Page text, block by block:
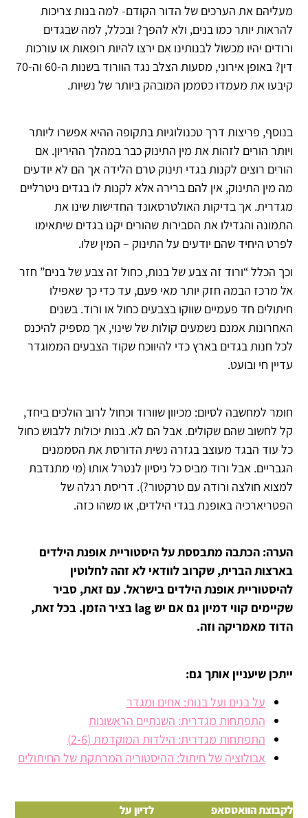
מעליהם את הערכים של הדור הקודם- למה בנות צריכות
להראות יותר כמו בנים, ולא להפך? ובכלל, למה שבגדים
ורודים יהיו מכשול לבנותינו אם ירצו להיות רופאות או עורכות
דין? באופן אירוני, מסעות הצלב נגד הוורוד בשנות ה-60 וה-70
קיבעו את מעמדו כסממן המובהק ביותר של נשיות.
בנוסף, פריצות דרך טכנולוגיות בתקופה ההיא אפשרו ליותר
ויותר הורים לזהות את מין התינוק כבר במהלך ההיריון. אם
הורים רוצים לקנות בגדי תינוק טרם הלידה אך הם לא יודעים
מה מין התינוק, אין להם ברירה אלא לקנות לו בגדים ניטרליים
מגדרית. אך בדיקות האולטרסאונד החדישות שינו את
התמונה והגדילו את הסבירות שהורים יקנו בגדים שיתאימו
לפרט היחיד שהם יודעים על התינוק – המין שלו.
וכך הכלל “ורוד זה צבע של בנות, כחול זה צבע של בנים” חזר
אל מרכז הבמה חזק יותר מאי פעם, עד כדי כך שאפילו
חיתולים חד פעמיים שווקו בצבעים כחול או ורוד. בשנים
האחרונות אמנם נשמעים קולות של שינוי, אך מספיק להיכנס
לכל חנות בגדים בארץ כדי להיווכח שקוד הצבעים הממוגדר
עדיין חי ובועט.
חומר למחשבה לסיום: מכיוון שוורוד וכחול לרוב הולכים ביחד,
קל לחשוב שהם שקולים. אבל הם לא. בנות יכולות ללבוש כחול
כל עוד הבגד מעוצב בגזרה נשית הדורסת את הסממנים
הגבריים. אבל ורוד מביס כל ניסיון לנטרל אותו (מי מתנדבת
למצוא חולצה ורודה עם טרקטור?). דריסת רגלה של
הפטריארכיה באופנת בגדי הילדים, או משהו כזה.
הערה: הכתבה מתבססת על היסטוריית אופנת הילדים
בארצות הברית, שקרוב לוודאי לא זהה לחלוטין
להיסטוריית אופנת הילדים בישראל. עם זאת, סביר
שקיימים קווי דמיון גם אם יש lag בציר הזמן. בכל זאת,
הדוד מאמריקה וזה.
ייתכן שיעניין אותך גם:
על בנים ועל בנות: אחים ומגדר
התפתחות מגדרית: השנתיים הראשונות
התפתחות מגדרית: הילדות המוקדמת (2-6)
אבולוציה של חיתול: ההיסטוריה המרתקת של החיתולים
לדיון על
לקבוצת הוואטסאפ